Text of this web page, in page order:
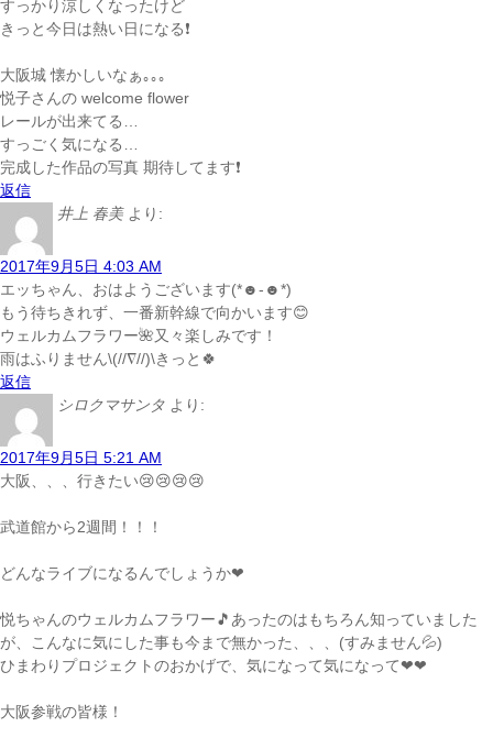
すっかり涼しくなったけど
きっと今日は熱い日になる❗
大阪城 懐かしいなぁ｡｡｡
悦子さんの welcome flower
レールが出来てる…
すっごく気になる…
完成した作品の写真 期待してます❗
返信
井上 春美 より:
2017年9月5日 4:03 AM
エッちゃん、おはようございます(*☻-☻*)
もう待ちきれず、一番新幹線で向かいます😊
ウェルカムフラワー🌺又々楽しみです！
雨はふりません\(//∇//)\きっと🍀
返信
シロクマサンタ より:
2017年9月5日 5:21 AM
大阪、、、行きたい😢😢😢😢
武道館から2週間！！！
どんなライブになるんでしょうか❤
悦ちゃんのウェルカムフラワー🎵あったのはもちろん知っていました
が、こんなに気にした事も今まで無かった、、、(すみません💦)
ひまわりプロジェクトのおかげで、気になって気になって❤❤
大阪参戦の皆様！